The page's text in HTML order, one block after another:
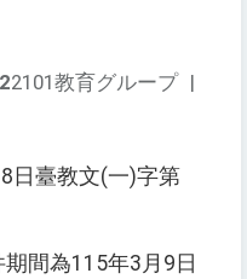
2101教育グループ |
日臺教文(一)字第
間為115年3月9日